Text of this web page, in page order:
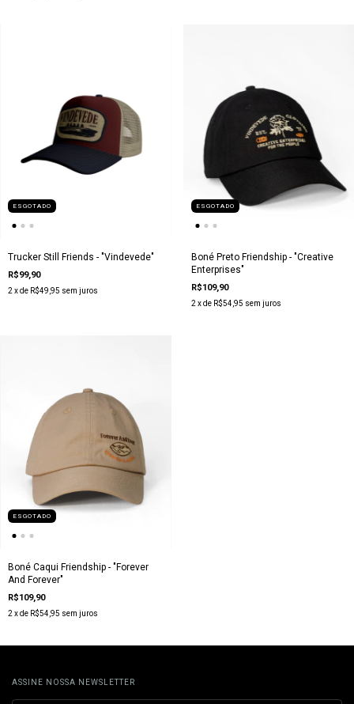
ESGOTADO
Trucker Still Friends - "Vindevede"
R$99,90
2 x de R$49,95 sem juros
ESGOTADO
Boné Preto Friendship - "Creative
Enterprises"
R$109,90
2 x de R$54,95 sem juros
ESGOTADO
Boné Caqui Friendship - "Forever
And Forever"
R$109,90
2 x de R$54,95 sem juros
ASSINE NOSSA NEWSLETTER